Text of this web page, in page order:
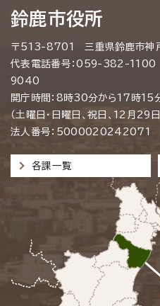
鈴鹿市役所
〒513-8701 三重県鈴鹿市神
代表電話番号：059-382-
9040
開庁時間：8時30分から17時15
（土曜日・日曜日、祝日、12月29
法人番号：5000020242071
各課一覧